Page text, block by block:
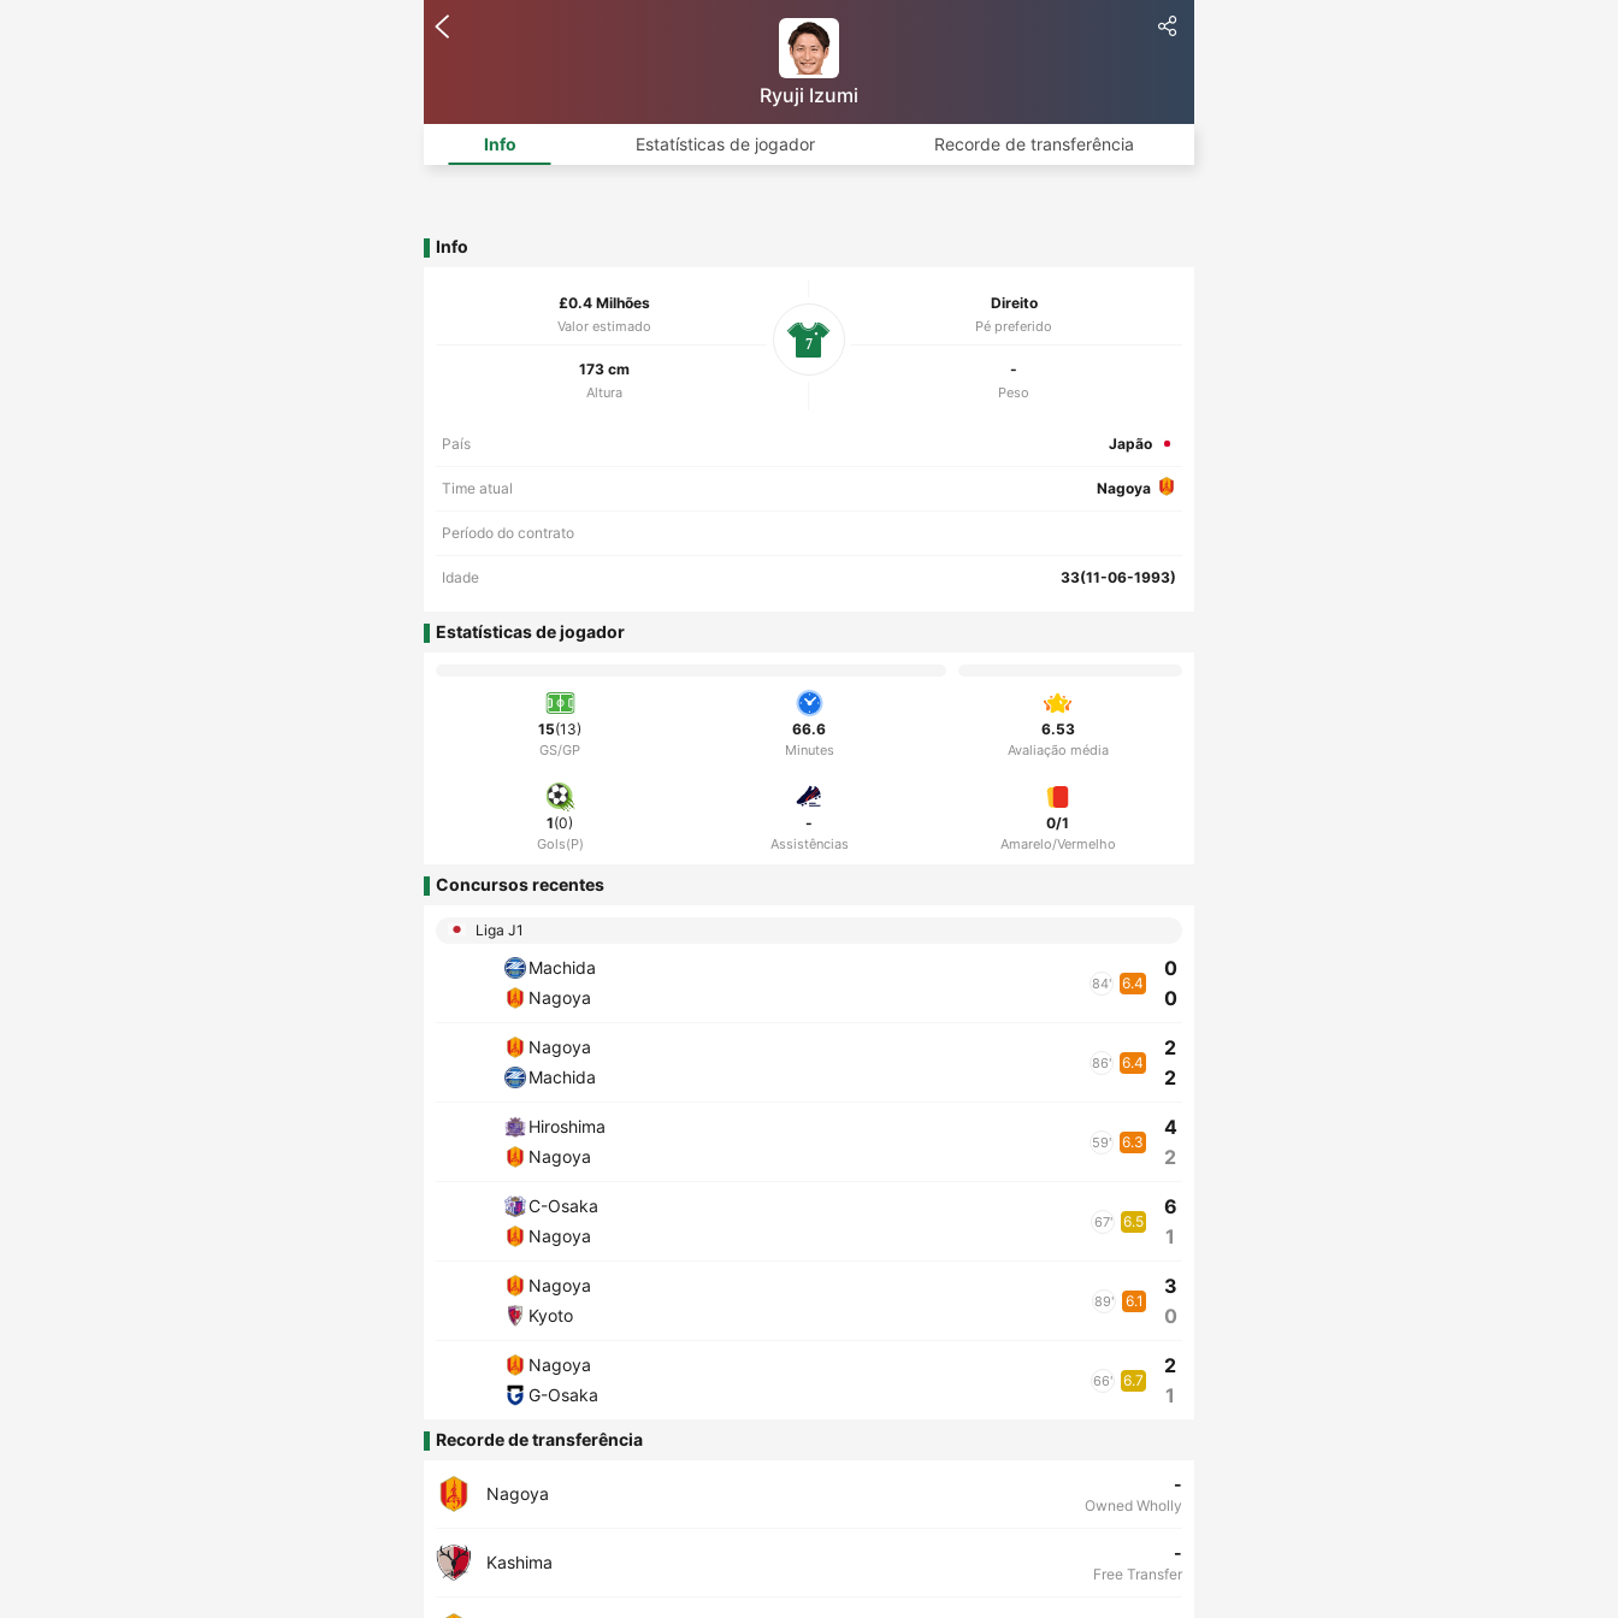
Ryuji Izumi
Info Estatísticas de jogador Recorde de transferência
Info
£0.4 Milhões
Valor estimado
Direito
Pé preferido
173 cm
Altura
-
Peso
7
País Japão
Time atual Nagoya
Período do contrato
Idade 33(11-06-1993)
Estatísticas de jogador
15(13)
GS/GP
66.6
Minutes
6.53
Avaliação média
1(0)
Gols(P)
-
Assistências
0/1
Amarelo/Vermelho
Concursos recentes
Liga J1
Machida
Nagoya
84' 6.4
0
0
Nagoya
Machida
86' 6.4
2
2
Hiroshima
Nagoya
59' 6.3
4
2
C-Osaka
Nagoya
67' 6.5
6
1
Nagoya
Kyoto
89' 6.1
3
0
Nagoya
G-Osaka
66' 6.7
2
1
Recorde de transferência
Nagoya -
Owned Wholly
Kashima -
Free Transfer